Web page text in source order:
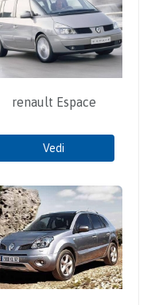
renault Espace
Vedi